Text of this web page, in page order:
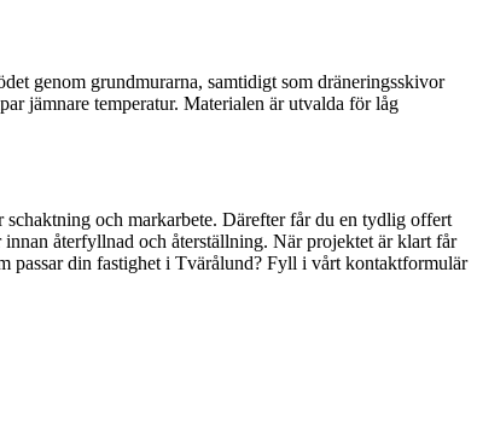
genom grundmurarna, samtidigt som dräneringsskivor
jämnare temperatur. Materialen är utvalda för låg
och markarbete. Därefter får du en tydlig offert
återfyllnad och återställning. När projektet är klart får
passar din fastighet i Tvärålund? Fyll i vårt kontaktformulär